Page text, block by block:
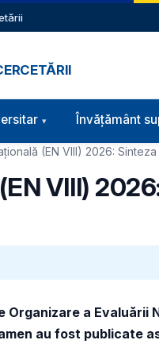
Învățământ
(EN VIII) 2026:
VIII)
Organizare a
au fost publicate